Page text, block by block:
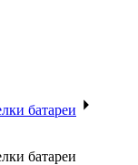
батареи
батареи